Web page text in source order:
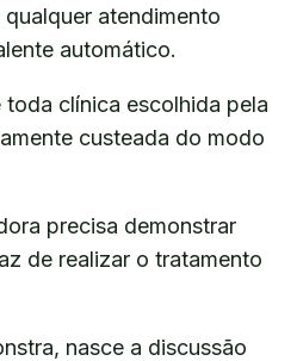
atendimento
automático.
clínica escolhida pela
custeada do modo
precisa demonstrar
de realizar o tratamento
nasce a discussão